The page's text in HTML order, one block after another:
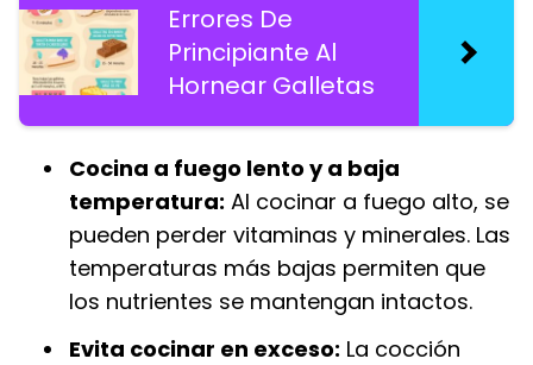
Errores De
Principiante Al
Hornear Galletas
Cocina a fuego lento y a baja
temperatura: Al cocinar a fuego alto, se
pueden perder vitaminas y minerales. Las
temperaturas más bajas permiten que
los nutrientes se mantengan intactos.
Evita cocinar en exceso: La cocción